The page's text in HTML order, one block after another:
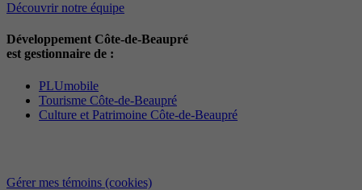
Découvrir notre équipe
Développement Côte-de-Beaupré
est gestionnaire de :
PLUmobile
Tourisme Côte-de-Beaupré
Culture et Patrimoine Côte-de-Beaupré
Gérer mes témoins (cookies)